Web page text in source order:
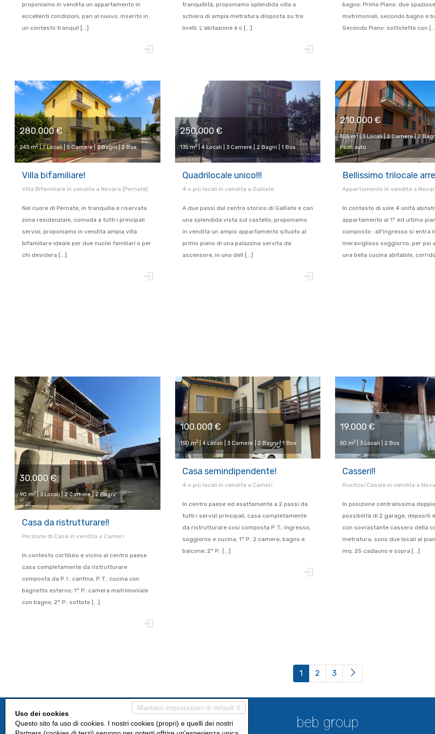
proponiamo in vendita un appartamento in
eccellenti condizioni, pari al nuovo, inserito in
un contesto tranquil [...]
tranquillità, proponiamo splendida villa a
schiera di ampia metratura disposta su tre
livelli. L'abitazione è c [...]
bagno; Primo Piano: due
matrimoniali, secondo bagno e
Secondo Piano: sottotetto con
280.000 €
245 m2| 7 Locali | 5 Camere | 3 Bagni | 2 Box
Villa bifamiliare!
Villa Bifamiliare in vendita a Novara (Pernate)
Nel cuore di Pernate, in tranquilla e riservata
zona residenziale, comoda a tutti i principali
servizi, proponiamo in vendita ampia villa
bifamiliare ideale per due nuclei familiari o per
chi desidera [...]
250.000 €
135 m2| 4 Locali | 3 Camere | 2 Bagni | 1 Box
Quadrilocale unico!!!
4 o più locali in vendita a Galliate
A due passi dal centro storico di Galliate e con
una splendida vista sul castello, proponiamo
in vendita un ampio appartamento situato al
primo piano di una palazzina servita da
ascensore, in una dell [...]
210.000 €
105 m2| 3 Locali | 2 Camere | 2
Posti auto
Bellissimo trilocale
Appartamento in vendita a
In contesto di sole 4 unità
appartamento al 1° ed ultimo
composto:: all'ingresso si entra
meraviglioso soggiorno, per poi
una bella cucina abitabile,
30.000 €
90 m2 | 3 Locali | 2 Camere | 2 Bagni
Casa da ristrutturare!!
Porzione di Casa in vendita a Cameri
In contesto cortilizio e vicino al centro paese
casa completamente da ristrutturare
composta da P. I.: cantina; P. T.: cucina con
bagnetto esterno; 1° P.: camera matrimoniale
con bagno; 2° P.: sottote [...]
100.000 €
150 m2| 4 Locali | 3 Camere | 2 Bagni | 1 Box
Casa semindipendente!
4 o più locali in vendita a Cameri
In centro paese ed esattamente a 2 passi da
tutti i servizi principali, casa completamente
da ristrutturare cosi composta P. T.: ingresso,
soggiorno e cucina; 1° P.: 2 camere, bagno e
balcone; 2° P.: [...]
19.000 €
50 m2 | 3 Locali | 2 Box
Casseri!!
Rustico/Casale in vendita a
In posizione centralissima
possibilità di 2 garage, depositi
con sovrastante cassero della
metratura, sono due locali al
mq. 25 cadauno e sopra [...]
1(current)
2 3
beb group
Mantieni impostazioni di default X
Uso dei cookies
Questo sito fa uso di cookies. I nostri cookies (propri) e quelli dei nostri